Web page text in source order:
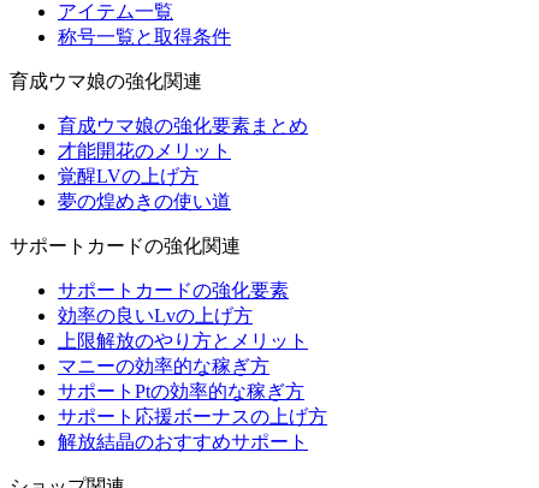
アイテム一覧
称号一覧と取得条件
育成ウマ娘の強化関連
育成ウマ娘の強化要素まとめ
才能開花のメリット
覚醒LVの上げ方
夢の煌めきの使い道
サポートカードの強化関連
サポートカードの強化要素
効率の良いLvの上げ方
上限解放のやり方とメリット
マニーの効率的な稼ぎ方
サポートPtの効率的な稼ぎ方
サポート応援ボーナスの上げ方
解放結晶のおすすめサポート